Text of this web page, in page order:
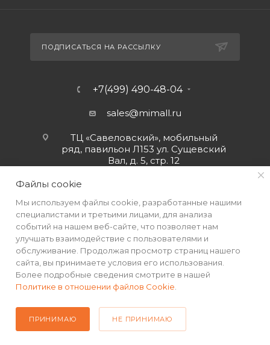
ПОДПИСАТЬСЯ НА РАССЫЛКУ
+7(499) 490-48-04
sales@mimall.ru
ТЦ «Савеловский», мобильный
ряд, павильон Л153 ул. Сущевский
Вал, д. 5, стр. 12
2026 © Интернет-магазин MiMall® • Не является публичной
офертой • 2026 г.
Файлы cookie
Мы используем файлы cookie, разработанные нашими
специалистами и третьими лицами, для анализа
событий на нашем веб-сайте, что позволяет нам
улучшать взаимодействие с пользователями и
обслуживание. Продолжая просмотр страниц нашего
сайта, вы принимаете условия его использования.
Более подробные сведения смотрите в нашей
Политике в отношении файлов Cookie
ПРИНИМАЮ НЕ ПРИНИМАЮ